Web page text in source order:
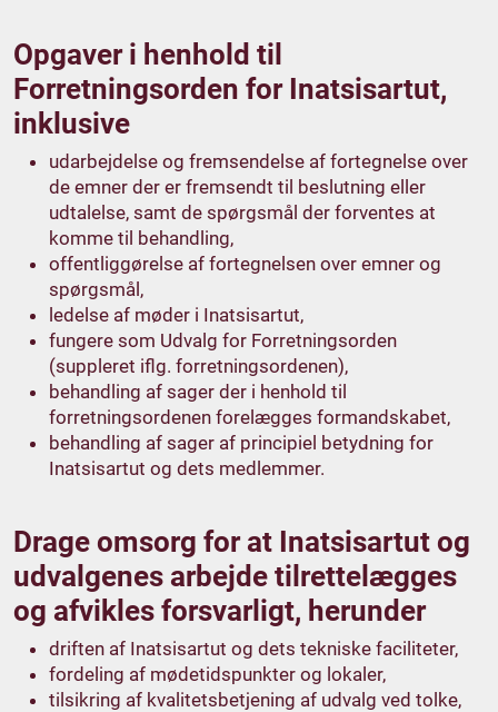
Opgaver i henhold til
Forretningsorden for Inatsisartut,
inklusive
udarbejdelse og fremsendelse af fortegnelse over
de emner der er fremsendt til beslutning eller
udtalelse, samt de spørgsmål der forventes at
komme til behandling,
offentliggørelse af fortegnelsen over emner og
spørgsmål,
ledelse af møder i Inatsisartut,
fungere som Udvalg for Forretningsorden
(suppleret iflg. forretningsordenen),
behandling af sager der i henhold til
forretningsordenen forelægges formandskabet,
behandling af sager af principiel betydning for
Inatsisartut og dets medlemmer.
Drage omsorg for at Inatsisartut og
udvalgenes arbejde tilrettelægges
og afvikles forsvarligt, herunder
driften af Inatsisartut og dets tekniske faciliteter,
fordeling af mødetidspunkter og lokaler,
tilsikring af kvalitetsbetjening af udvalg ved tolke,